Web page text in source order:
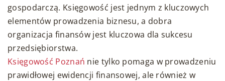
gospodarczą. Księgowość jest jednym z kluczowych
elementów prowadzenia biznesu, a dobra
organizacja finansów jest kluczowa dla sukcesu
przedsiębiorstwa.
Księgowość Poznań nie tylko pomaga w prowadzeniu
prawidłowej ewidencji finansowej, ale również w